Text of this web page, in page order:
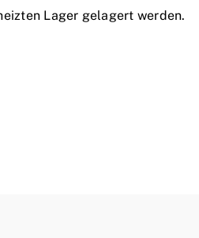
Lager gelagert werden.